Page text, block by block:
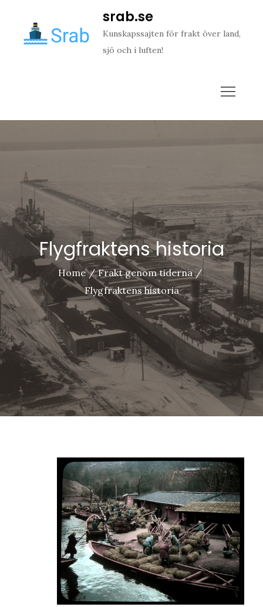
content
srab.se
Kunskapssajten för frakt över land,
sjö och i luften!
Flygfraktens historia
Home
Frakt genom tiderna
Flygfraktens historia